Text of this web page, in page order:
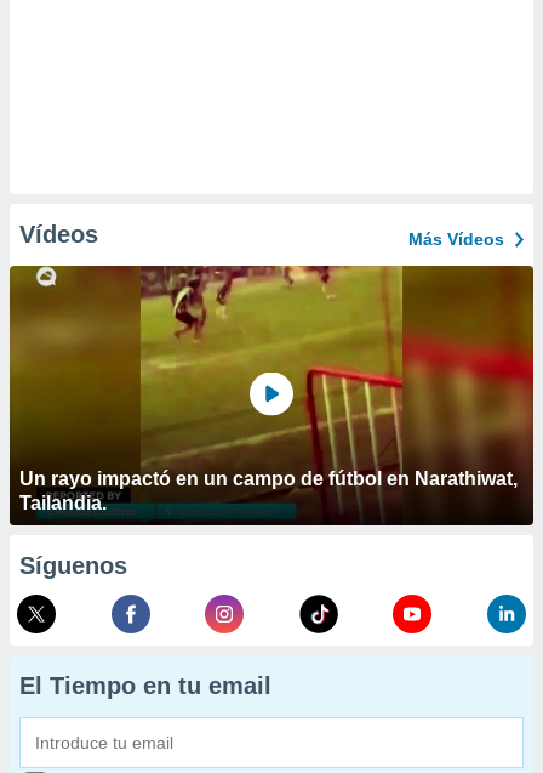
Vídeos Más Vídeos
Un rayo impactó en un campo de fútbol en Narathiwat,
Tailandia.
Síguenos
El Tiempo en tu email